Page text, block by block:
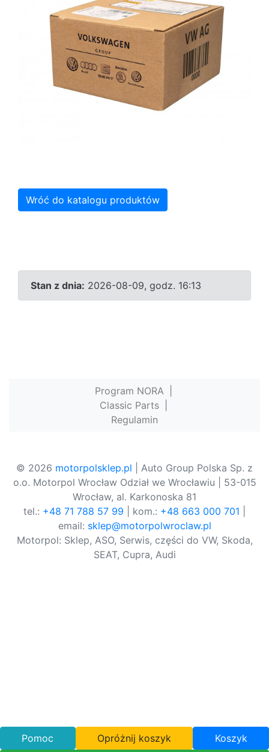
Wróć do katalogu produktów
Stan z dnia: 2026-08-09, godz. 16:13
Program NORA
Classic Parts
Regulamin
© 2026 motorpolsklep.pl | Auto Group Polska Sp. z
o.o. Motorpol Wrocław Odział we Wrocławiu | 53-015
Wrocław, al. Karkonoska 81
tel.: +48 71 788 57 99 | kom.: +48 663 000 701
email: sklep@motorpolwroclaw.pl
Motorpol: Sklep, ASO, Serwis, części do VW, Skoda,
SEAT, Cupra, Audi
Pomoc Opróżnij koszyk Koszyk